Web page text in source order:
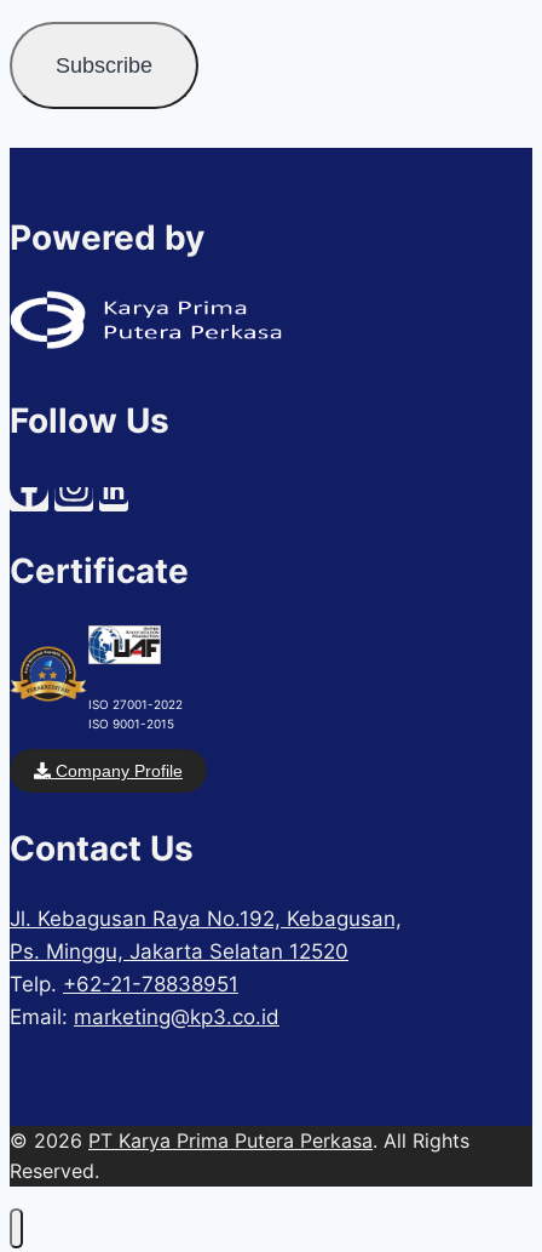
Powered by
Follow Us
Certificate
ISO 27001-2022
ISO 9001-2015
Company Profile
Contact Us
Jl. Kebagusan Raya No.192, Kebagusan,
Ps. Minggu, Jakarta Selatan 12520
Telp. +62-21-78838951
Email: marketing@kp3.co.id
© 2026 PT Karya Prima Putera Perkasa. All Rights
Reserved.